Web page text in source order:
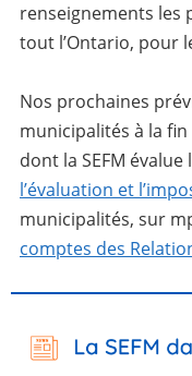
renseignements les
tout l’Ontario, pour
Nos prochaines
municipalités à la
dont la SEFM
l’évaluation et
municipalités, sur
comptes des